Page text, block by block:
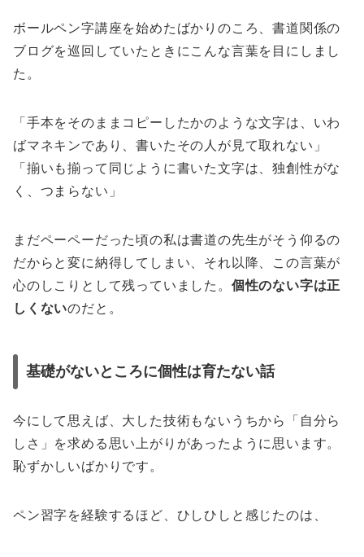
ボールペン字講座を始めたばかりのころ、書道関係の
ブログを巡回していたときにこんな言葉を目にしまし
た。
「手本をそのままコピーしたかのような文字は、いわ
ばマネキンであり、書いたその人が見て取れない」
「揃いも揃って同じように書いた文字は、独創性がな
く、つまらない」
まだペーペーだった頃の私は書道の先生がそう仰るの
だからと変に納得してしまい、それ以降、この言葉が
心のしこりとして残っていました。 個性のない字は正
しくないのだと。
基礎がないところに個性は育たない話
今にして思えば、大した技術もないうちから「自分ら
しさ」を求める思い上がりがあったように思います。
恥ずかしいばかりです。
ペン習字を経験するほど、ひしひしと感じたのは、